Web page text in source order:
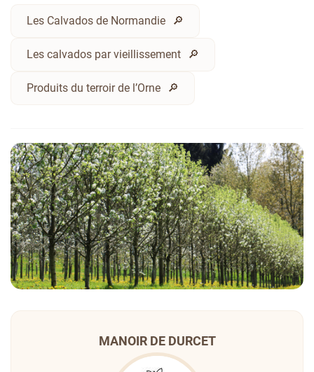
Les Calvados de Normandie
Les calvados par vieillissement
Produits du terroir de l’Orne
MANOIR DE DURCET